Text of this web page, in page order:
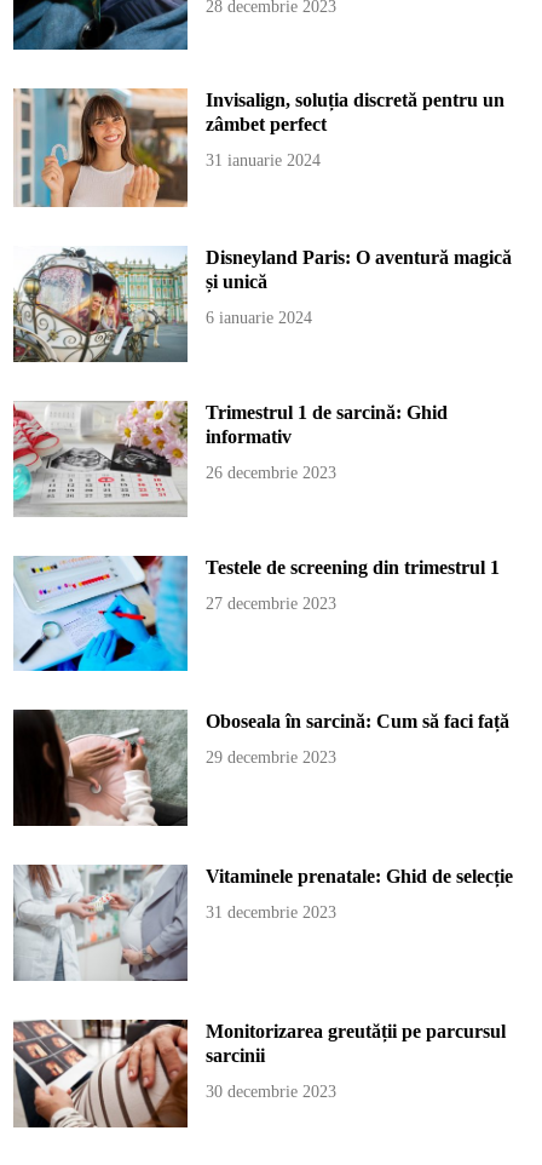
28 decembrie 2023
Invisalign, soluția discretă pentru un
zâmbet perfect
31 ianuarie 2024
Disneyland Paris: O aventură magică
și unică
6 ianuarie 2024
Trimestrul 1 de sarcină: Ghid
informativ
26 decembrie 2023
Testele de screening din trimestrul 1
27 decembrie 2023
Oboseala în sarcină: Cum să faci față
29 decembrie 2023
Vitaminele prenatale: Ghid de selecție
31 decembrie 2023
Monitorizarea greutății pe parcursul
sarcinii
30 decembrie 2023